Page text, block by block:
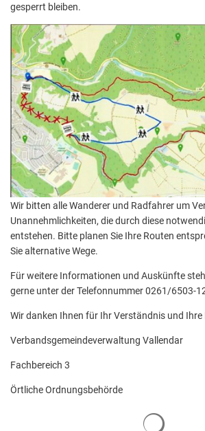
gesperrt bleiben.
Wir bitten alle Wanderer und Radfahrer um
Unannehmlichkeiten, die durch diese
entstehen. Bitte planen Sie Ihre Routen
Sie alternative Wege.
Für weitere Informationen und Auskünfte
gerne unter der Telefonnummer 0261/6503-
Wir danken Ihnen für Ihr Verständnis und
Verbandsgemeindeverwaltung Vallendar
Fachbereich 3
Örtliche Ordnungsbehörde